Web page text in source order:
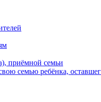
приёмной семьи
семью ребёнка,